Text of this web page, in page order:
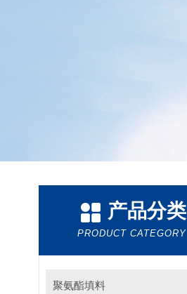
产品分类
PRODUCT CATEGORY
聚氨酯填料